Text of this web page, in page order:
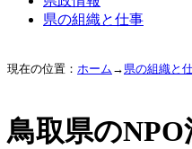
県の組織と仕事
現在の位置： ホーム → 県の組織と
鳥取県のNPO